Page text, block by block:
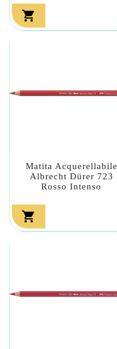

Matita Acquerellabile
Albrecht Dürer 723
Rosso Intenso
